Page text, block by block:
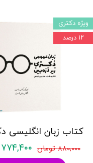
۸۸۰,۰۰۰ تومان ۷۷۴,۴۰۰ تومان
ویژه دکتری
۱۲ درصد